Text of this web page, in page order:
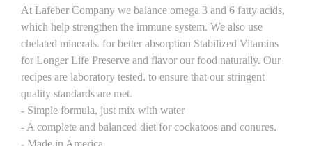
At Lafeber Company we balance omega 3 and 6 fatty acids,
which help strengthen the immune system. We also use
chelated minerals. for better absorption Stabilized Vitamins
for Longer Life Preserve and flavor our food naturally. Our
recipes are laboratory tested. to ensure that our stringent
quality standards are met.
- Simple formula, just mix with water
- A complete and balanced diet for cockatoos and conures.
- Made in America